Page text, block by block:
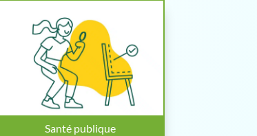
Santé publique